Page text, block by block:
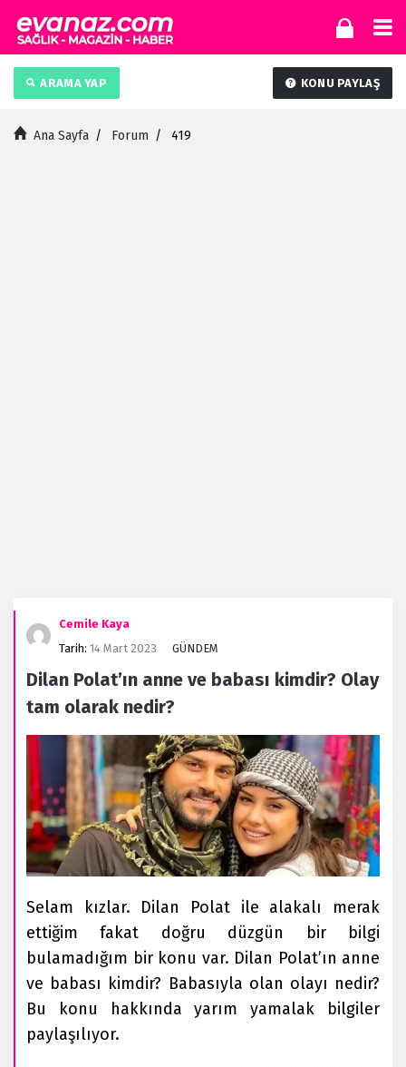
ARAMA YAP KONU PAYLAŞ
Ana Sayfa / Forum / 419
Evanaz.com
Latest
Forum
Cemile Kaya
Tarih: 14 Mart 2023 GÜNDEM
Dilan Polat’ın anne ve babası kimdir? Olay
tam olarak nedir?
Selam kızlar. Dilan Polat ile alakalı merak
ettiğim fakat doğru düzgün bir bilgi
bulamadığım bir konu var. Dilan Polat’ın anne
ve babası kimdir? Babasıyla olan olayı nedir?
Bu konu hakkında yarım yamalak bilgiler
paylaşılıyor.